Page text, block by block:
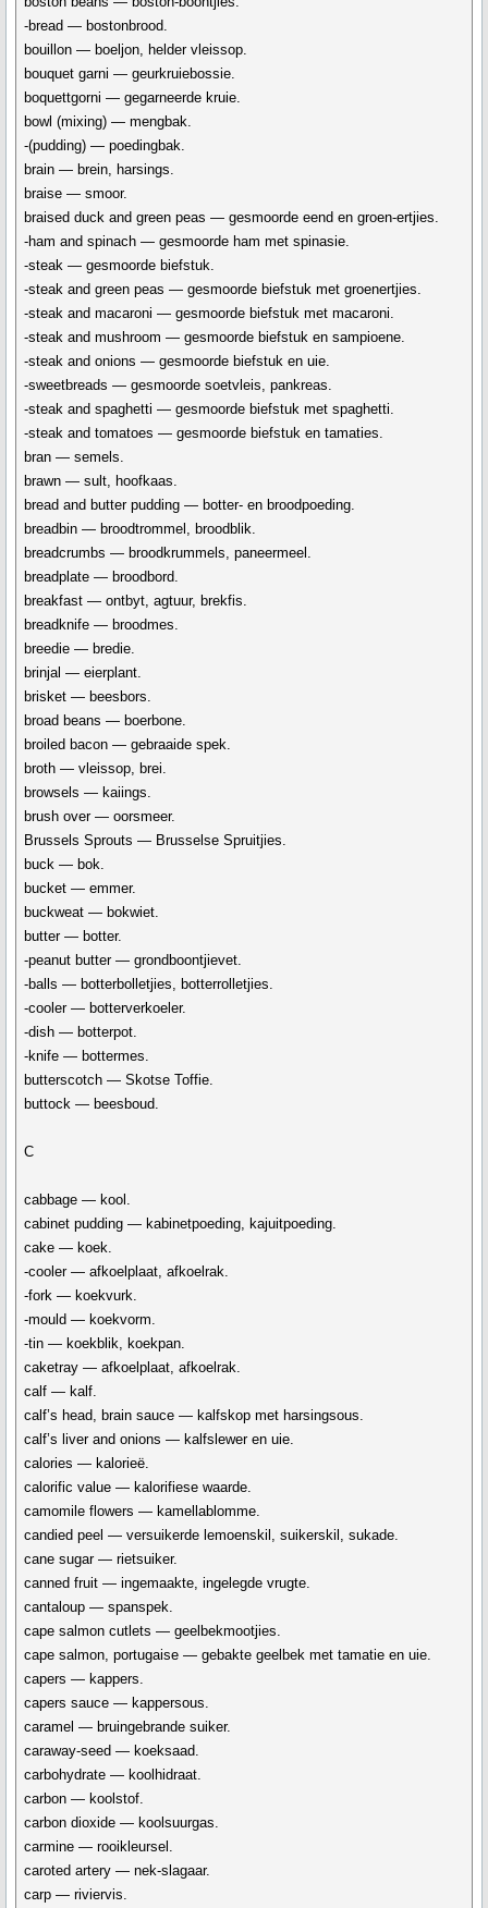
-bread — bostonbrood.
bouillon — boeljon, helder vleissop.
bouquet garni — geurkruiebossie.
boquettgorni — gegarneerde kruie.
bowl (mixing) — mengbak.
-(pudding) — poedingbak.
brain — brein, harsings.
braise — smoor.
braised duck and green peas — gesmoorde eend en groen-ertjies.
-ham and spinach — gesmoorde ham met spinasie.
-steak — gesmoorde biefstuk.
-steak and green peas — gesmoorde biefstuk met groenertjies.
-steak and macaroni — gesmoorde biefstuk met macaroni.
-steak and mushroom — gesmoorde biefstuk en sampioene.
-steak and onions — gesmoorde biefstuk en uie.
-sweetbreads — gesmoorde soetvleis, pankreas.
-steak and spaghetti — gesmoorde biefstuk met spaghetti.
-steak and tomatoes — gesmoorde biefstuk en tamaties.
bran — semels.
brawn — sult, hoofkaas.
bread and butter pudding — botter- en broodpoeding.
breadbin — broodtrommel, broodblik.
breadcrumbs — broodkrummels, paneermeel.
breadplate — broodbord.
breakfast — ontbyt, agtuur, brekfis.
breadknife — broodmes.
breedie — bredie.
brinjal — eierplant.
brisket — beesbors.
broad beans — boerbone.
broiled bacon — gebraaide spek.
broth — vleissop, brei.
browsels — kaiings.
brush over — oorsmeer.
Brussels Sprouts — Brusselse Spruitjies.
buck — bok.
bucket — emmer.
buckweat — bokwiet.
butter — botter.
-peanut butter — grondboontjievet.
-balls — botterbolletjies, botterrolletjies.
-cooler — botterverkoeler.
-dish — botterpot.
-knife — bottermes.
butterscotch — Skotse Toffie.
buttock — beesboud.
C
cabbage — kool.
cabinet pudding — kabinetpoeding, kajuitpoeding.
cake — koek.
-cooler — afkoelplaat, afkoelrak.
-fork — koekvurk.
-mould — koekvorm.
-tin — koekblik, koekpan.
caketray — afkoelplaat, afkoelrak.
calf — kalf.
calf’s head, brain sauce — kalfskop met harsingsous.
calf’s liver and onions — kalfslewer en uie.
calories — kalorieë.
calorific value — kalorifiese waarde.
camomile flowers — kamellablomme.
candied peel — versuikerde lemoenskil, suikerskil, sukade.
cane sugar — rietsuiker.
canned fruit — ingemaakte, ingelegde vrugte.
cantaloup — spanspek.
cape salmon cutlets — geelbekmootjies.
cape salmon, portugaise — gebakte geelbek met tamatie en uie.
capers — kappers.
capers sauce — kappersous.
caramel — bruingebrande suiker.
caraway-seed — koeksaad.
carbohydrate — koolhidraat.
carbon — koolstof.
carbon dioxide — koolsuurgas.
carmine — rooikleursel.
caroted artery — nek-slagaar.
carp — riviervis.